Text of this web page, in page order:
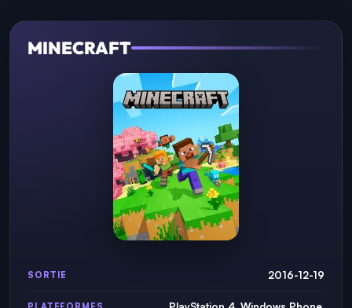
MINECRAFT
SORTIE 2016-12-19